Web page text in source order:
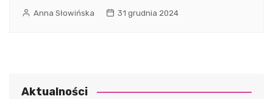
Anna Słowińska 31 grudnia 2024
Aktualności